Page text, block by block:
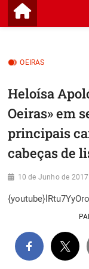
Skip
OEIRAS
Heloísa
Oeiras» em
principais
cabeças de
10 de Junho de 2017